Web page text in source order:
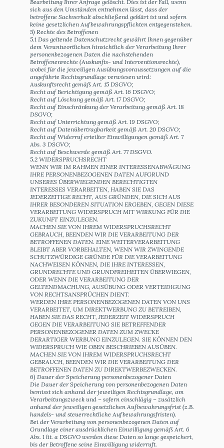
Bearbeitung Ihrer Anfrage gelöscht. Dies ist der Fall, wenn
sich aus den Umständen entnehmen lässt, dass der
betroffene Sachverhalt abschließend geklärt ist und sofern
keine gesetzlichen Aufbewahrungspflichten entgegenstehen.
5) Rechte des Betroffenen
5.1 Das geltende Datenschutzrecht gewährt Ihnen gegenüber
dem Verantwortlichen hinsichtlich der Verarbeitung Ihrer
personenbezogenen Daten die nachstehenden
Betroffenenrechte (Auskunfts- und Interventionsrechte),
wobei für die jeweiligen Ausübungsvoraussetzungen auf die
angeführte Rechtsgrundlage verwiesen wird:
Auskunftsrecht gemäß Art. 15 DSGVO;
Recht auf Berichtigung gemäß Art. 16 DSGVO;
Recht auf Löschung gemäß Art. 17 DSGVO;
Recht auf Einschränkung der Verarbeitung gemäß Art. 18
DSGVO;
Recht auf Unterrichtung gemäß Art. 19 DSGVO;
Recht auf Datenübertragbarkeit gemäß Art. 20 DSGVO;
Recht auf Widerruf erteilter Einwilligungen gemäß Art. 7
Abs. 3 DSGVO;
Recht auf Beschwerde gemäß Art. 77 DSGVO.
5.2 WIDERSPRUCHSRECHT
WENN WIR IM RAHMEN EINER INTERESSENABWÄGUNG
IHRE PERSONENBEZOGENEN DATEN AUFGRUND
UNSERES ÜBERWIEGENDEN BERECHTIGTEN
INTERESSES VERARBEITEN, HABEN SIE DAS
JEDERZEITIGE RECHT, AUS GRÜNDEN, DIE SICH AUS
IHRER BESONDEREN SITUATION ERGEBEN, GEGEN DIESE
VERARBEITUNG WIDERSPRUCH MIT WIRKUNG FÜR DIE
ZUKUNFT EINZULEGEN.
MACHEN SIE VON IHREM WIDERSPRUCHSRECHT
GEBRAUCH, BEENDEN WIR DIE VERARBEITUNG DER
BETROFFENEN DATEN. EINE WEITERVERARBEITUNG
BLEIBT ABER VORBEHALTEN, WENN WIR ZWINGENDE
SCHUTZWÜRDIGE GRÜNDE FÜR DIE VERARBEITUNG
NACHWEISEN KÖNNEN, DIE IHRE INTERESSEN,
GRUNDRECHTE UND GRUNDFREIHEITEN ÜBERWIEGEN,
ODER WENN DIE VERARBEITUNG DER
GELTENDMACHUNG, AUSÜBUNG ODER VERTEIDIGUNG
VON RECHTSANSPRÜCHEN DIENT.
WERDEN IHRE PERSONENBEZOGENEN DATEN VON UNS
VERARBEITET, UM DIREKTWERBUNG ZU BETREIBEN,
HABEN SIE DAS RECHT, JEDERZEIT WIDERSPRUCH
GEGEN DIE VERARBEITUNG SIE BETREFFENDER
PERSONENBEZOGENER DATEN ZUM ZWECKE
DERARTIGER WERBUNG EINZULEGEN. SIE KÖNNEN DEN
WIDERSPRUCH WIE OBEN BESCHRIEBEN AUSÜBEN.
MACHEN SIE VON IHREM WIDERSPRUCHSRECHT
GEBRAUCH, BEENDEN WIR DIE VERARBEITUNG DER
BETROFFENEN DATEN ZU DIREKTWERBEZWECKEN.
6) Dauer der Speicherung personenbezogener Daten
Die Dauer der Speicherung von personenbezogenen Daten
bemisst sich anhand der jeweiligen Rechtsgrundlage, am
Verarbeitungszweck und – sofern einschlägig – zusätzlich
anhand der jeweiligen gesetzlichen Aufbewahrungsfrist (z.B.
handels- und steuerrechtliche Aufbewahrungsfristen).
Bei der Verarbeitung von personenbezogenen Daten auf
Grundlage einer ausdrücklichen Einwilligung gemäß Art. 6
Abs. 1 lit. a DSGVO werden diese Daten so lange gespeichert,
bis der Betroffene seine Einwilligung widerruft.